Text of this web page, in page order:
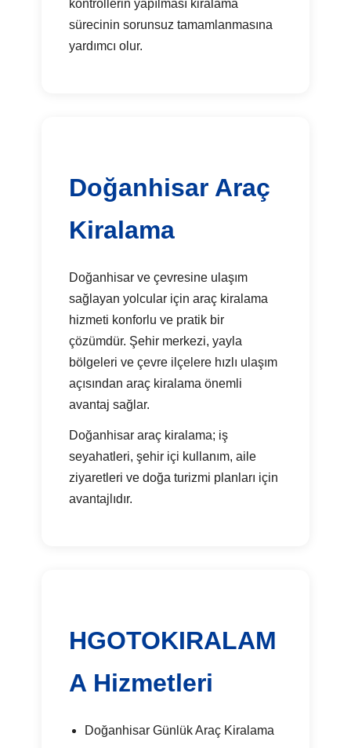
kontrollerin yapılması kiralama
sürecinin sorunsuz tamamlanmasına
yardımcı olur.
Doğanhisar Araç
Kiralama
Doğanhisar ve çevresine ulaşım
sağlayan yolcular için araç kiralama
hizmeti konforlu ve pratik bir
çözümdür. Şehir merkezi, yayla
bölgeleri ve çevre ilçelere hızlı ulaşım
açısından araç kiralama önemli
avantaj sağlar.
Doğanhisar araç kiralama; iş
seyahatleri, şehir içi kullanım, aile
ziyaretleri ve doğa turizmi planları için
avantajlıdır.
HGOTOKIRALAM
A Hizmetleri
Doğanhisar Günlük Araç Kiralama